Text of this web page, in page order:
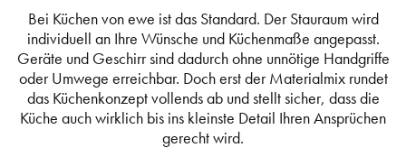
Bei Küchen von ewe ist das Standard. Der Stauraum wird
individuell an Ihre Wünsche und Küchenmaße angepasst.
Geräte und Geschirr sind dadurch ohne unnötige Handgriffe
oder Umwege erreichbar. Doch erst der Materialmix rundet
das Küchenkonzept vollends ab und stellt sicher, dass die
Küche auch wirklich bis ins kleinste Detail Ihren Ansprüchen
gerecht wird.